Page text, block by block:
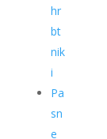
hr
bt
nik
i
Pa
sn
e